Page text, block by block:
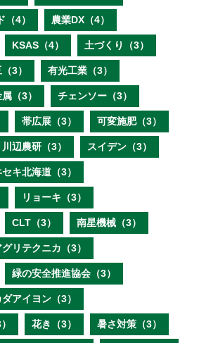
4） 農業DX（4）
KSAS（4） 土づくり（3）
3） 有光工業（3）
（3） チェンソー（3）
帯広展（3） 可変施肥（3）
川辺農研（3） スイデン（3）
セキ北海道（3）
リョーキ（3）
CLT（3） 南星機械（3）
グリテクニカ（3）
緑の安全推進協会（3）
アイヨン（3）
花き（3） 暑さ対策（3）